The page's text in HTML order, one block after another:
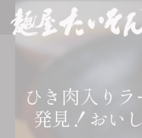
ひき肉入り
発見！おい